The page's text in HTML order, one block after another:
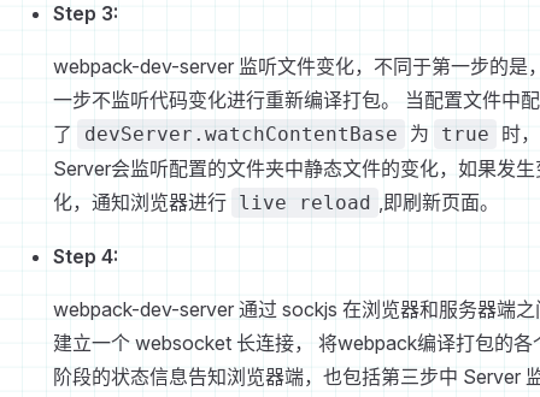
Step 3:
webpack-dev-server 监听文件变化，不同于第一步的是
一步不监听代码变化进行重新编译打包。 当配置文件中
了
devServer.watchContentBase 为 true
时，
Server会监听配置的文件夹中静态文件的变化，如果发生
化，通知浏览器进行 live reload ,即刷新页面。
Step 4:
webpack-dev-server 通过 sockjs 在浏览器和服务器端之
建立一个 websocket 长连接， 将webpack编译打包的各
阶段的状态信息告知浏览器端，也包括第三步中 Server